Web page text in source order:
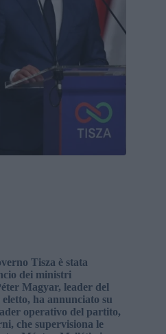
Tisza è stata
dei ministri
Magyar, leader del
ha annunciato su
operativo del partito,
che supervisiona le